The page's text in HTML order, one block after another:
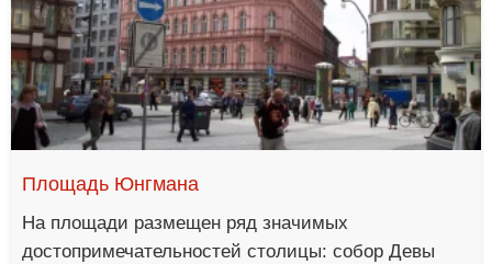
Площадь Юнгмана
На площади размещен ряд значимых
достопримечательностей столицы: собор Девы